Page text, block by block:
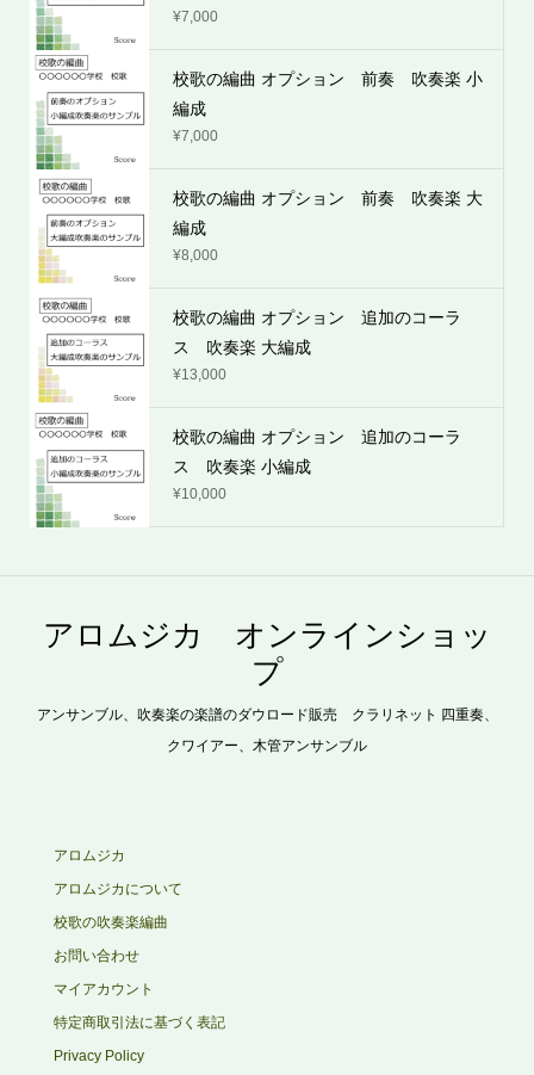
¥7,000
校歌の編曲 オプション 前奏 吹奏楽 小
編成
¥7,000
校歌の編曲 オプション 前奏 吹奏楽 大
編成
¥8,000
校歌の編曲 オプション 追加のコーラ
ス 吹奏楽 大編成
¥13,000
校歌の編曲 オプション 追加のコーラ
ス 吹奏楽 小編成
¥10,000
アロムジカ オンラインショッ
プ
アンサンブル、吹奏楽の楽譜のダウロード販売 クラリネット 四重奏、
クワイアー、木管アンサンブル
アロムジカ
アロムジカについて
校歌の吹奏楽編曲
お問い合わせ
マイアカウント
特定商取引法に基づく表記
Privacy Policy